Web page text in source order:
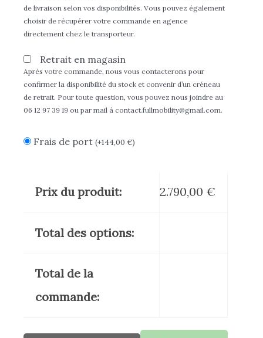
de livraison selon vos disponibilités. Vous pouvez également
choisir de récupérer votre commande en agence
directement chez le transporteur.
Retrait en magasin
Après votre commande, nous vous contacterons pour
confirmer la disponibilité du stock et convenir d’un créneau
de retrait. Pour toute question, vous pouvez nous joindre au
06 12 97 39 19 ou par mail à contact.fullmobility@gmail.com.
Frais de port (+144,00 €)
Prix du produit: 2.790,00 €
Total des options:
Total de la
commande: